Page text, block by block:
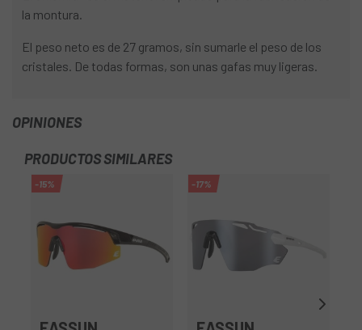
la montura.
El peso neto es de 27 gramos, sin sumarle el peso de los
cristales. De todas formas, son unas gafas muy ligeras.
OPINIONES
PRODUCTOS SIMILARES
-15% -17%